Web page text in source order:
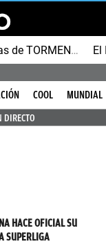
La AEMET avisa de 48 horas de TORMENTAS y GRANIZO
COOL
MUNDIAL
DIRECTO
HACE OFICIAL SU
SUPERLIGA